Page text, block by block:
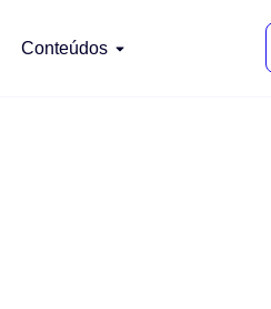
Conteúdos